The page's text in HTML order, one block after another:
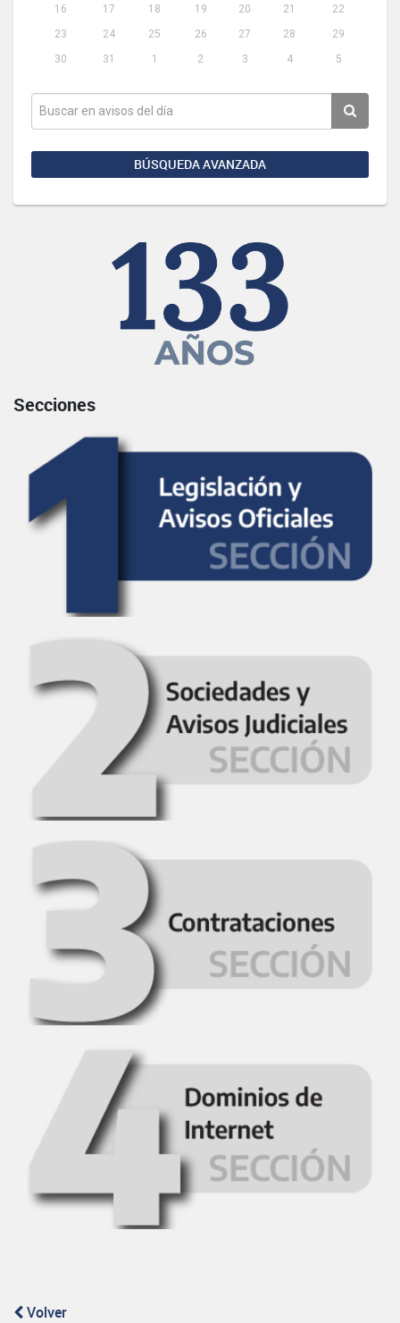
16
17 18 19 20 21
22
23
24 25 26 27 28
29
30
31 1 2 3 4 5
BÚSQUEDA AVANZADA
Secciones
Volver